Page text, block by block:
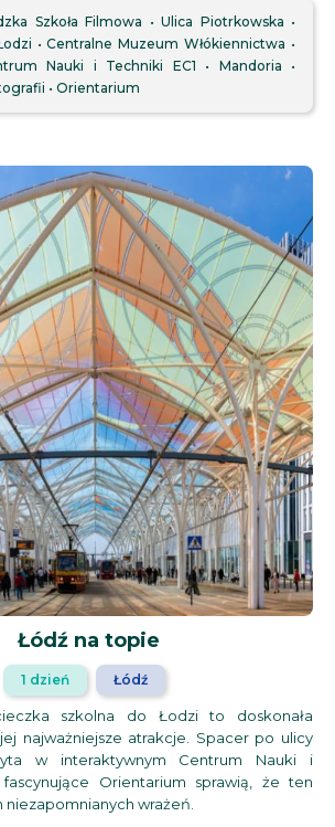
Szkoła Filmowa
Ulica Piotrkowska
Centralne Muzeum Włókiennictwa
Nauki i Techniki EC1
Mandoria
Orientarium
Łódź na topie
1 dzień Łódź
szkolna do Łodzi to doskonała
najważniejsze atrakcje. Spacer po ulicy
w interaktywnym Centrum Nauki i
fascynujące Orientarium sprawią, że ten
niezapomnianych wrażeń.